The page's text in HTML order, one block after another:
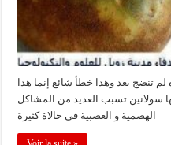
تنضج بعد وهذا خطأ شائع إنما هذا
سولانين تسبب العديد من المشاكل
الهضمية و العصبية في حالاة كثيرة